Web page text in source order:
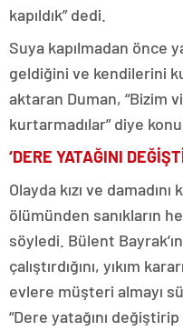
kapıldık” dedi.
Suya kapılmadan önce
geldiğini ve kendilerini
aktaran Duman, “Bizim
kurtarmadılar” diye
‘DERE YATAĞINI
Olayda kızı ve
ölümünden sanıkların
söyledi. Bülent
çalıştırdığını, yıkım
evlere müşteri almayı
“Dere yatağını